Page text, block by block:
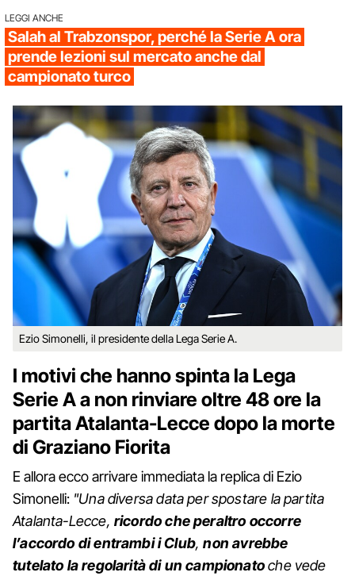
LEGGI ANCHE
Salah al Trabzonspor, perché la Serie A ora
prende lezioni sul mercato anche dal
campionato turco
Ezio Simonelli, il presidente della Lega Serie A.
I motivi che hanno spinta la Lega
Serie A a non rinviare oltre 48 ore la
partita Atalanta-Lecce dopo la morte
di Graziano Fiorita
E allora ecco arrivare immediata la replica di Ezio
Simonelli: "Una diversa data per spostare la partita
Atalanta-Lecce, ricordo che peraltro occorre
l’accordo di entrambi i Club,non avrebbe
tutelato la regolarità di un campionatoche vede